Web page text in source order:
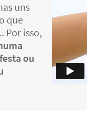
uns
que
Por isso,
ou